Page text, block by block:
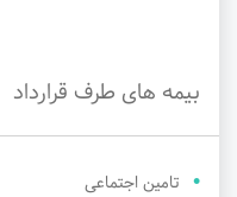
بیمه های طرف قرارداد
تامین اجتماعی